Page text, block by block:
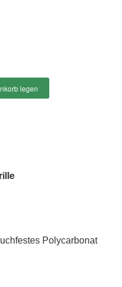
legen
Polycarbonat